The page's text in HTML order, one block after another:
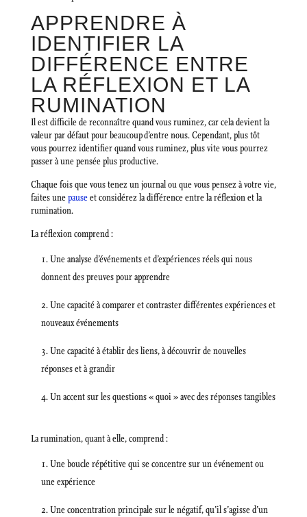
APPRENDRE À
IDENTIFIER LA
DIFFÉRENCE ENTRE
LA RÉFLEXION ET LA
RUMINATION
Il est difficile de reconnaître quand vous ruminez, car cela devient la
valeur par défaut pour beaucoup d’entre nous. Cependant, plus tôt
vous pourrez identifier quand vous ruminez, plus vite vous pourrez
passer à une pensée plus productive.
Chaque fois que vous tenez un journal ou que vous pensez à votre vie,
faites unepauseet considérez la différence entre la réflexion et la
rumination.
La réflexion comprend :
Une analyse d’événements et d’expériences réels qui nous
donnent des preuves pour apprendre
Une capacité à comparer et contraster différentes expériences et
nouveaux événements
Une capacité à établir des liens, à découvrir de nouvelles
réponses et à grandir
Un accent sur les questions « quoi » avec des réponses tangibles
La rumination, quant à elle, comprend :
Une boucle répétitive qui se concentre sur un événement ou
une expérience
Une concentration principale sur le négatif, qu’il s’agisse d’un